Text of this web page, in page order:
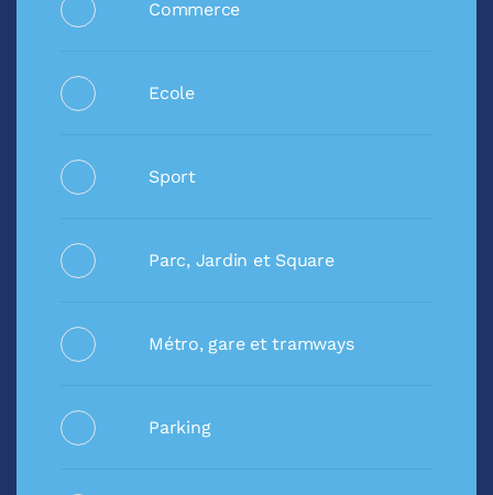
Commerce
Ecole
Sport
Parc, Jardin et Square
Métro, gare et tramways
Parking